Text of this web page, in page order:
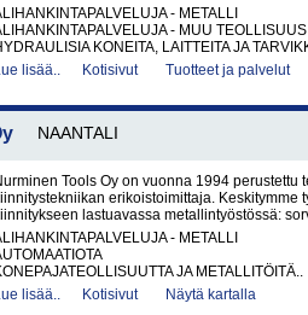
- METALLI
- MUU TEOLLISUUS
KONEITA, LAITTEITA JA
lisää..
Kotisivut Tuotteet ja palvelut
NAANTALI
Tools Oy on vuonna 1994 perustettu
erikoistoimittaja. Keskitymme
lastuavassa metallintyöstössä:
- METALLI
JA METALLITÖITÄ..
lisää..
Kotisivut Näytä kartalla